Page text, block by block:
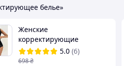
белье»
Женские
корректирующие
утягивающие трусики
корсет брифы с
5.0 (6)
698₴